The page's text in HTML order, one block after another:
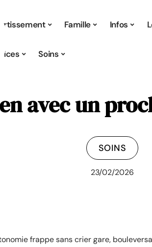
Famille Infos
Soins
avec un
SOINS
23/02/2026
frappe sans crier gare,